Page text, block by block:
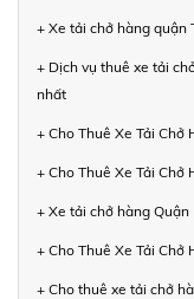
+ Xe tải chở hàng quận
+ Dịch vụ thuê xe tải
nhất
+ Cho Thuê Xe Tải Chở
+ Cho Thuê Xe Tải Chở
+ Xe tải chở hàng
+ Cho Thuê Xe Tải Chở
+ Cho thuê xe tải chở